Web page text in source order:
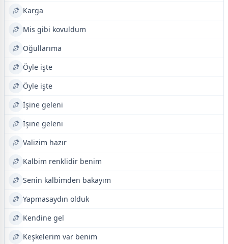
Karga
Mis gibi kovuldum
Oğullarıma
Öyle işte
Öyle işte
İşine geleni
İşine geleni
Valizim hazır
Kalbim renklidir benim
Senin kalbimden bakayım
Yapmasaydın olduk
Kendine gel
Keşkelerim var benim